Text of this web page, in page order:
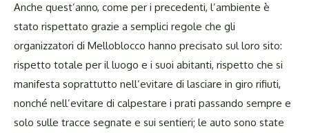
Anche quest’anno, come per i precedenti, l’ambiente è
stato rispettato grazie a semplici regole che gli
organizzatori di Melloblocco hanno precisato sul loro sito:
rispetto totale per il luogo e i suoi abitanti, rispetto che si
manifesta soprattutto nell’evitare di lasciare in giro rifiuti,
nonché nell’evitare di calpestare i prati passando sempre e
solo sulle tracce segnate e sui sentieri; le auto sono state